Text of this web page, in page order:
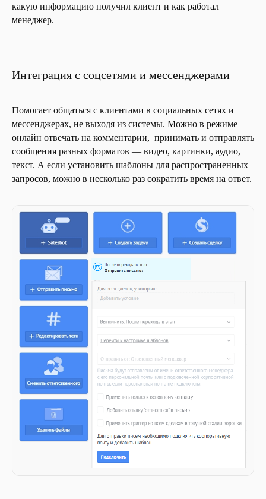
какую информацию получил клиент и как работал
менеджер.
Интеграция с соцсетями и мессенджерами
Помогает общаться с клиентами в социальных сетях и
мессенджерах, не выходя из системы. Можно в режиме
онлайн отвечать на комментарии, принимать и отправлять
сообщения разных форматов — видео, картинки, аудио,
текст. А если установить шаблоны для распространенных
запросов, можно в несколько раз сократить время на ответ.
Проведем бесплатный
и дадим рекомендации
по настройке главных
функций amoCRM для
логистики
ПРОВЕСТИ АУДИТ